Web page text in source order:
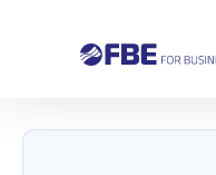
Nástroje analýzy a